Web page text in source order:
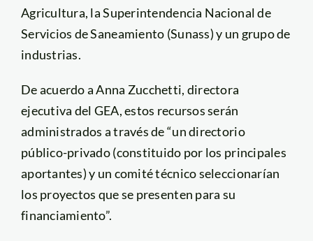
Agricultura, la Superintendencia Nacional de
Servicios de Saneamiento (Sunass) y un grupo de
industrias.
De acuerdo a Anna Zucchetti, directora
ejecutiva del GEA, estos recursos serán
administrados a través de “un directorio
público-privado (constituido por los principales
aportantes) y un comité técnico seleccionarían
los proyectos que se presenten para su
financiamiento”.